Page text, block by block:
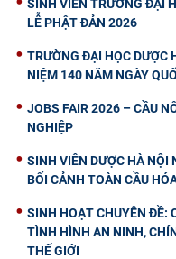
SINH VIÊN TRƯỜNG ĐẠI
LỄ PHẬT ĐẢN 2026
TRƯỜNG ĐẠI HỌC DƯỢC
NIỆM 140 NĂM NGÀY
JOBS FAIR 2026 – CẦU
NGHIỆP
SINH VIÊN DƯỢC HÀ NỘI
BỐI CẢNH TOÀN CẦU
SINH HOẠT CHUYÊN ĐỀ:
TÌNH HÌNH AN NINH,
THẾ GIỚI